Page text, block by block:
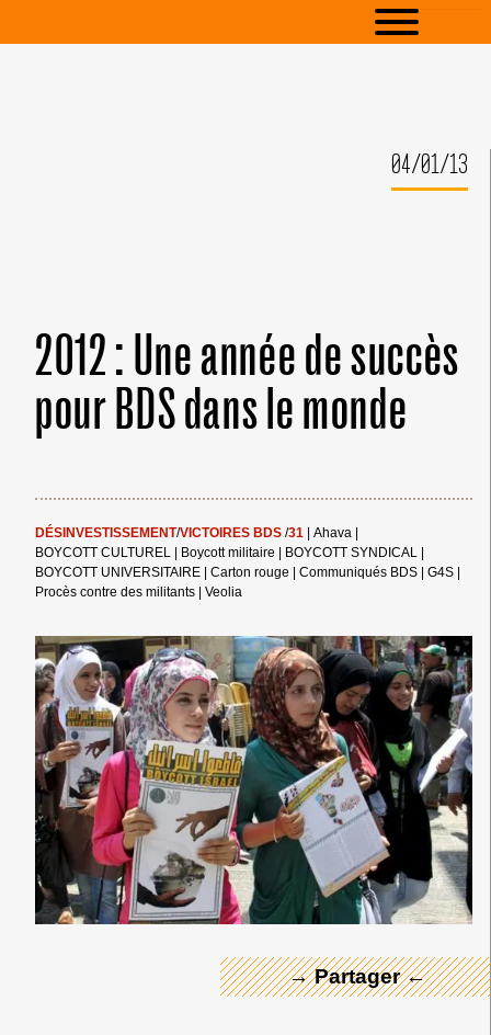
04/01/13
2012 : Une année de succès
pour BDS dans le monde
DÉSINVESTISSEMENT/VICTOIRES BDS /31 Ahava
BOYCOTT CULTUREL
Boycott militaire BOYCOTT SYNDICAL
BOYCOTT UNIVERSITAIRE
Carton rouge Communiqués BDS G4S
Procès contre des militants
Veolia
→ Partager ←
← Merci ! →